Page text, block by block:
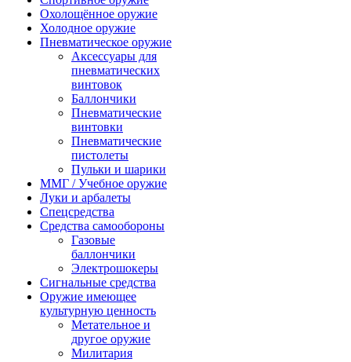
Охолощённое оружие
Холодное оружие
Пневматическое оружие
Аксессуары для
пневматических
винтовок
Баллончики
Пневматические
винтовки
Пневматические
пистолеты
Пульки и шарики
ММГ / Учебное оружие
Луки и арбалеты
Спецсредства
Средства самообороны
Газовые
баллончики
Электрошокеры
Сигнальные средства
Оружие имеющее
культурную ценность
Метательное и
другое оружие
Милитария